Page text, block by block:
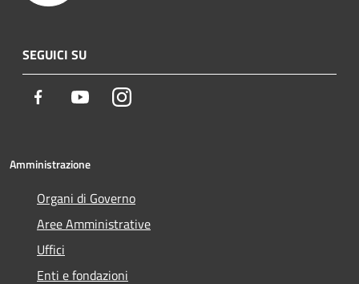
SEGUICI SU
Facebook YoutubeInstagram
Amministrazione
Organi di Governo
Aree Amministrative
Uffici
Enti e fondazioni